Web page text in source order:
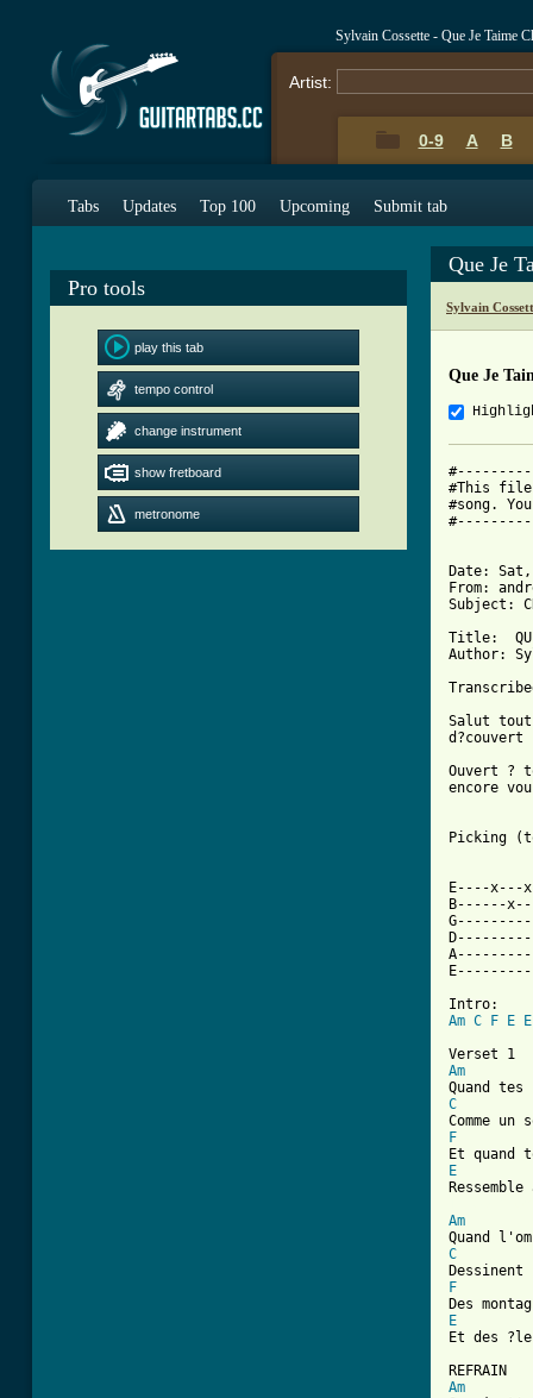
Sylvain Cossette - Que Je Taime
Artist:
0-9 A B
Tabs Updates Top 100 Upcoming Submit tab
Pro tools
play this tab
tempo control
change instrument
show fretboard
metronome
Que Je
Sylvain
Que Je
#This file
#song.
Date:
From:
Subject:
Title:	QUE JE T'AIME
Author:	Sylvain Cossette
Salut
Ouvert ?
encore
Picking
E----
B------
Am C F E
E
Am
C
F
E
Am
C
F
E
Et des
Am